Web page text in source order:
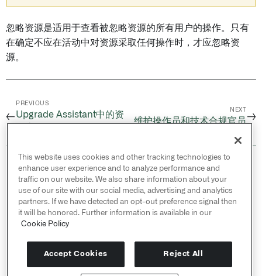
忽略资源是适用于查看被忽略资源的所有用户的操作。只有
在确定不应在活动中对资源采取任何操作时，才应忽略资
源。
←
PREVIOUS
Upgrade Assistant中的资
NEXT
维护操作员和技术合规官员→
© 2026 Palantir Technologies Inc. All rights
reserved.
Cookies Statement ↗
Privacy Statement ↗
Terms of Use ↗
Do Not Sell or Share My Personal Information
This website uses cookies and other tracking technologies to
enhance user experience and to analyze performance and
traffic on our website. We also share information about your
use of our site with our social media, advertising and analytics
partners. If we have detected an opt-out preference signal then
it will be honored. Further information is available in our
Cookie Policy
Accept Cookies Reject All